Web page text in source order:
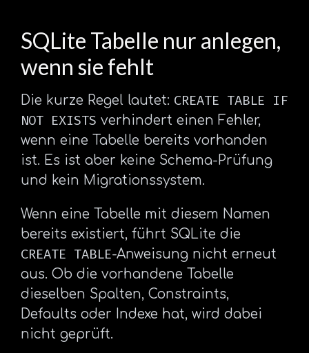
SQLite Tabelle nur anlegen,
wenn sie fehlt
Die kurze Regel lautet: CREATE TABLE IF
NOT EXISTS verhindert einen Fehler,
wenn eine Tabelle bereits vorhanden
ist. Es ist aber keine Schema-Prüfung
und kein Migrationssystem.
Wenn eine Tabelle mit diesem Namen
bereits existiert, führt SQLite die
CREATE TABLE-Anweisung nicht erneut
aus. Ob die vorhandene Tabelle
dieselben Spalten, Constraints,
Defaults oder Indexe hat, wird dabei
nicht geprüft.